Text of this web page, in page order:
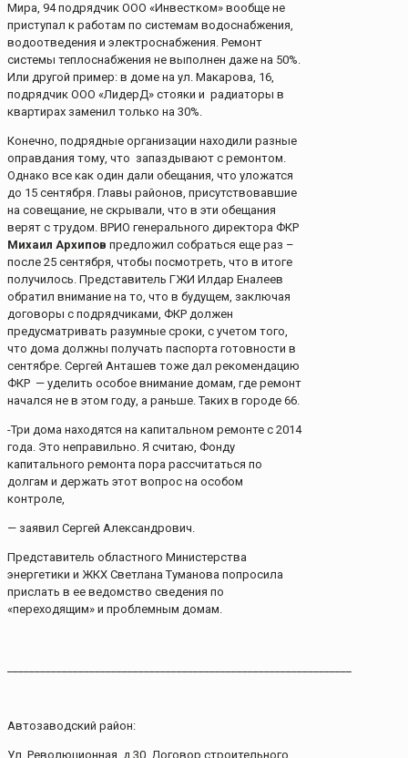
Мира, 94 подрядчик ООО «Инвестком» вообще не
приступал к работам по системам водоснабжения,
водоотведения и электроснабжения. Ремонт
системы теплоснабжения не выполнен даже на 50%.
Или другой пример: в доме на ул. Макарова, 16,
подрядчик ООО «ЛидерД» стояки и радиаторы в
квартирах заменил только на 30%.
Конечно, подрядные организации находили разные
оправдания тому, что запаздывают с ремонтом.
Однако все как один дали обещания, что уложатся
до 15 сентября. Главы районов, присутствовавшие
на совещание, не скрывали, что в эти обещания
верят с трудом. ВРИО генерального директора ФКР
Михаил Архипов предложил собраться еще раз –
после 25 сентября, чтобы посмотреть, что в итоге
получилось. Представитель ГЖИ Илдар Еналеев
обратил внимание на то, что в будущем, заключая
договоры с подрядчиками, ФКР должен
предусматривать разумные сроки, с учетом того,
что дома должны получать паспорта готовности в
сентябре. Сергей Анташев тоже дал рекомендацию
ФКР — уделить особое внимание домам, где ремонт
начался не в этом году, а раньше. Таких в городе 66.
-Три дома находятся на капитальном ремонте с 2014
года. Это неправильно. Я считаю, Фонду
капитального ремонта пора рассчитаться по
долгам и держать этот вопрос на особом
контроле,
— заявил Сергей Александрович.
Представитель областного Министерства
энергетики и ЖКХ Светлана Туманова попросила
прислать в ее ведомство сведения по
«переходящим» и проблемным домам.
Автозаводский район:
Ул. Революционная, д.30. Договор строительного